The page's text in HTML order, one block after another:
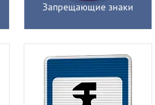
Запрещающие знаки